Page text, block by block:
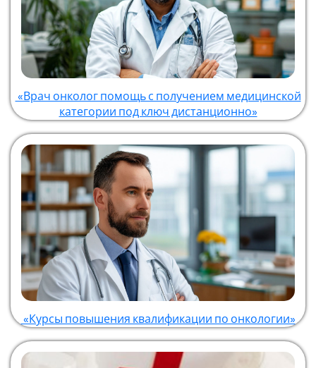
«Врач онколог помощь с получением медицинской
категории под ключ дистанционно»
«Курсы повышения квалификации по онкологии»